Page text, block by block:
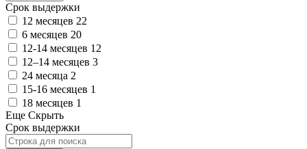
Срок выдержки
12 месяцев 22
6 месяцев 20
12-14 месяцев 12
12–14 месяцев 3
24 месяца 2
15-16 месяцев 1
18 месяцев 1
Еще Скрыть
Срок выдержки